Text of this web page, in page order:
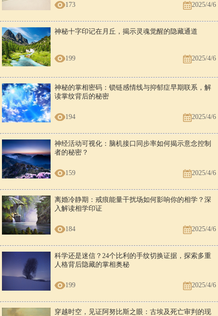
173 2025/4/6
神秘十字印记在月丘，揭示灵魂觉醒的隐藏通道
199 2025/4/6
神秘的掌相密码：锁链感情线与抑郁症早期联系，解
读掌纹背后的秘密
194 2025/4/6
神经活动可视化：脑机接口同步率如何揭示意念控制
者的秘密？
159 2025/4/6
离婚冷静期：戒痕能量干扰场如何影响你的相学？深
入解读相学印证
184 2025/4/6
科学还是迷信？24个比利的手纹切换证据，探索多重
人格背后隐藏的掌相奥秘
199 2025/4/6
穿越时空，见证阿努比斯之眼：古埃及死亡审判的现